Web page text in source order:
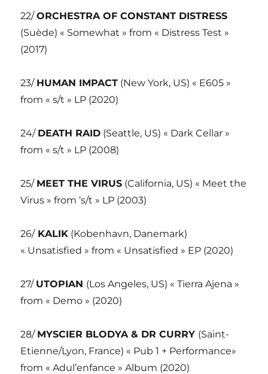
22/ORCHESTRA OF CONSTANT DISTRESS
(Suède) « Somewhat » from « Distress Test »
(2017)
23/ HUMAN IMPACT (New York, US) « E605 »
from « s/t » LP (2020)
24/ DEATH RAID (Seattle, US) « Dark Cellar »
from « s/t » LP (2008)
25/ MEET THE VIRUS (California, US) « Meet the
Virus » from ’s/t » LP (2003)
26/KALIK (Kobenhavn, Danemark)
« Unsatisfied » from « Unsatisfied » EP (2020)
27/ UTOPIAN (Los Angeles, US) « Tierra Ajena »
from « Demo » (2020)
28/ MYSCIER BLODYA & DR CURRY (Saint-
Etienne/Lyon, France) « Pub 1 + Performance»
from « Adul’enfance » Album (2020)